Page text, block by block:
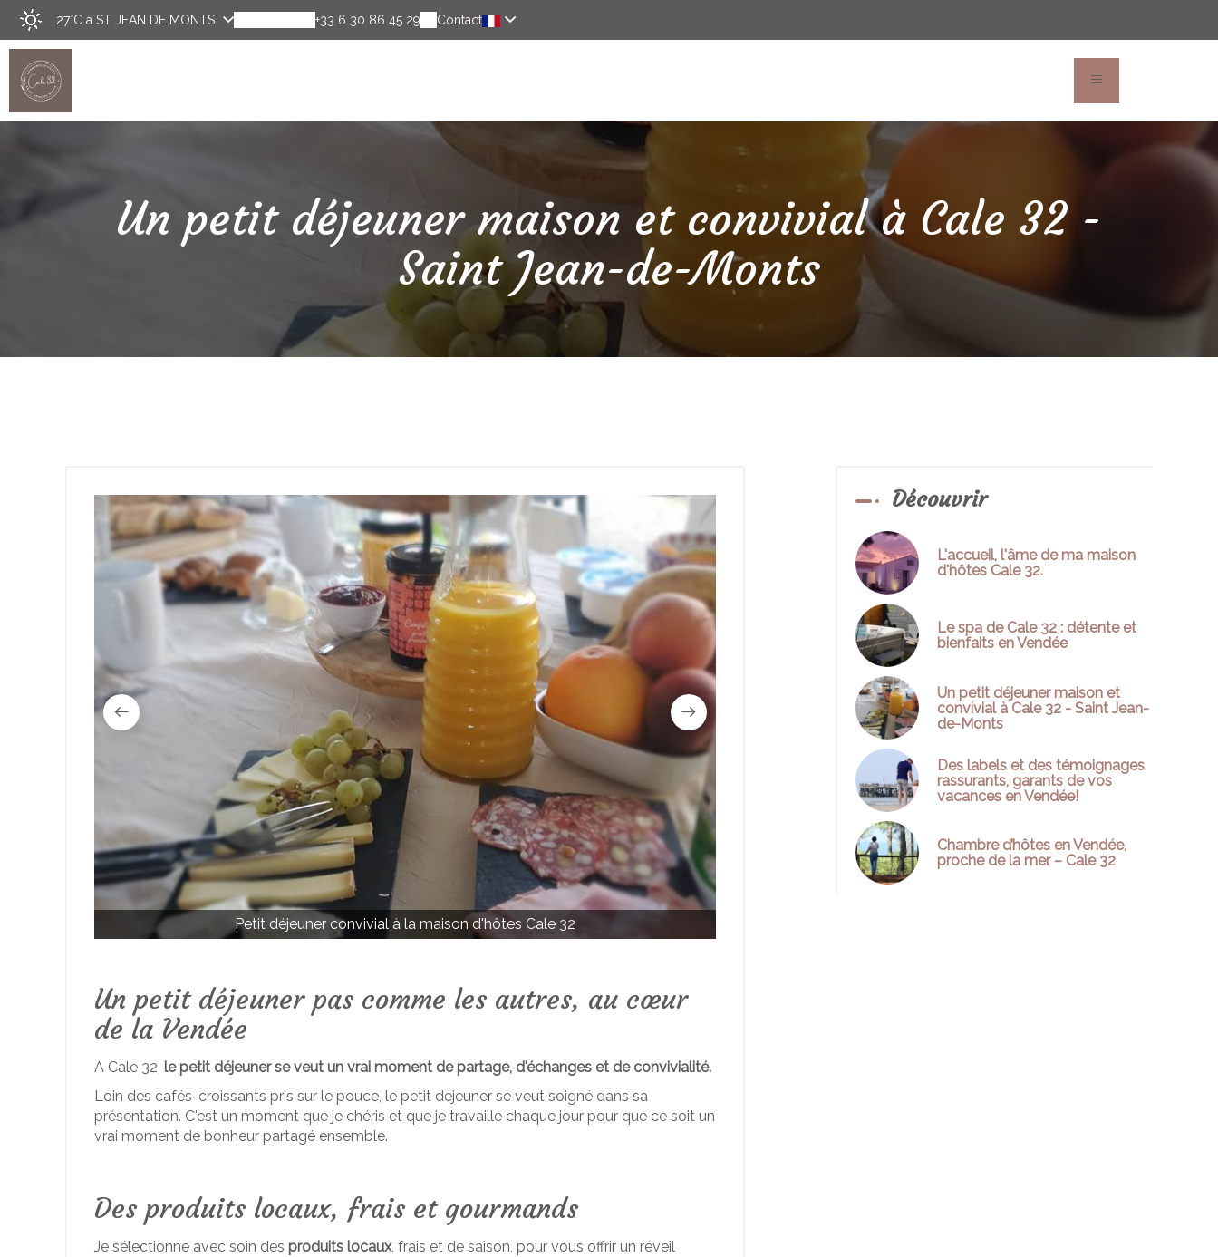
27°C à ST JEAN DE MONTS +33 6 30 86 45 29 Contact
Offres spéciales Cartes cadeaux Autour de chez nous News
Un petit déjeuner maison et convivial à Cale 32 -
Saint Jean-de-Monts
Petit déjeuner convivial à la maison d'hôtes Cale 32
Un petit déjeuner pas comme les autres, au cœur
de la Vendée
A Cale 32, le petit déjeuner se veut un vrai moment de partage, d'échanges et de convivialité.
Loin des cafés-croissants pris sur le pouce, le petit déjeuner se veut soigné dans sa
présentation. C'est un moment que je chéris et que je travaille chaque jour pour que ce soit un
vrai moment de bonheur partagé ensemble.
Des produits locaux, frais et gourmands
Je sélectionne avec soin des produits locaux, frais et de saison, pour vous offrir un réveil
Découvrir
L'accueil, l'âme de ma maison
d'hôtes Cale 32.
Le spa de Cale 32 : détente et
bienfaits en Vendée
Un petit déjeuner maison et
convivial à Cale 32 - Saint Jean-
de-Monts
Des labels et des témoignages
rassurants, garants de vos
vacances en Vendée!
Chambre d’hôtes en Vendée,
proche de la mer – Cale 32